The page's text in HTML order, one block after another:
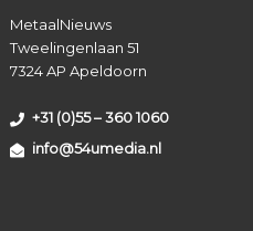
MetaalNieuws
Tweelingenlaan 51
7324 AP Apeldoorn
+31 (0)55 – 360 1060
info@54umedia.nl